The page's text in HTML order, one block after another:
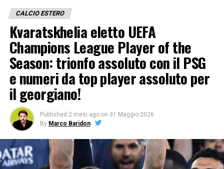
CALCIO ESTERO
Kvaratskhelia eletto UEFA
Champions League Player of the
Season: trionfo assoluto con il PSG
e numeri da top player assoluto per
il georgiano!
Published 2 mesi ago on 31 Maggio 2026
By Marco Baridon